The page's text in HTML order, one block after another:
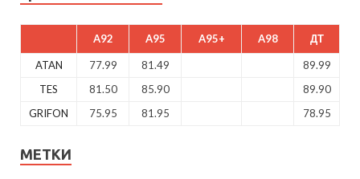
A92 A95 A95+ A98 ДТ
ATAN 77.99 81.49
89.99
TES
81.50 85.90
89.90
GRIFON
75.95 81.95 78.95
МЕТКИ